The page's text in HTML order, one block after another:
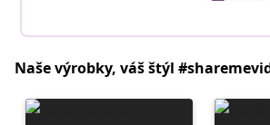
Naše výrobky, váš štýl